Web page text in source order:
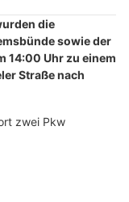
die
sowie der
14:00 Uhr zu einem
Straße nach
zwei Pkw